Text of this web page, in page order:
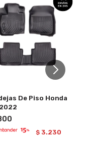
De Piso Honda
$ 3.230